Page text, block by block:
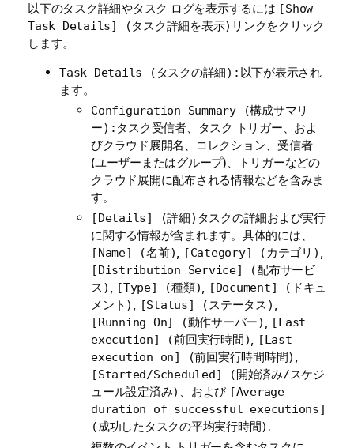
以下のタスク詳細やタスク ログを表示するには [Show
Task Details] (タスク詳細を表示) リンクをクリック
します。
Task Details (タスクの詳細): 以下が表示され
ます。
Configuration Summary (構成サマリ
ー): タスク受信者、タスク トリガー、およ
びクラウド展開名、コレクション、受信者
(ユーザーまたはグループ)、トリガーなどの
クラウド展開に配布される情報などを含みま
す。
[Details] (詳細) タスクの詳細および実行
に関する情報が含まれます。具体的には、
[Name] (名前), [Category] (カテゴリ) ,
[Distribution Service] (配布サービ
ス) , [Type] (種類), [Document] (ドキュ
メント) , [Status] (ステータス) ,
[Running On] (動作サーバー) , [Last
execution] (前回実行時間), [Last
execution on] (前回実行時間時間) ,
[Started/Scheduled] (開始済み/スケジ
ュール設定済み) 、および [Average
duration of successful executions]
(成功したタスクの平均実行時間) .